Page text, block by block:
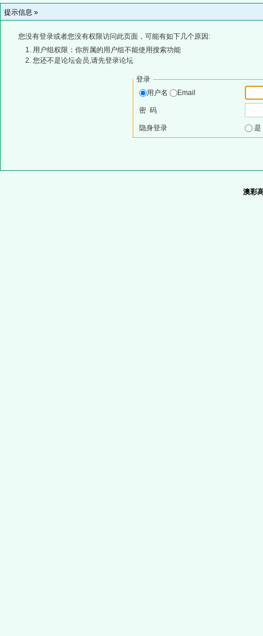
提示信息 »
您没有登录或者您没有权限访问此页面，可能有如下几个原因:
用户组权限：你所属的用户组不能使用搜索功能
您还不是论坛会员,请先登录论坛
登录
用户名
Email
密 码
隐身登录
澳彩